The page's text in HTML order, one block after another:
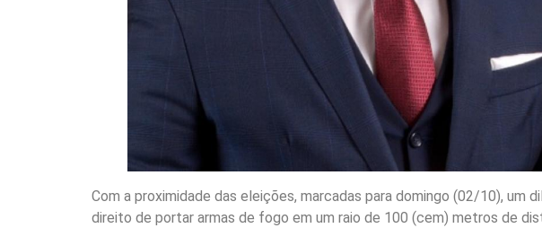
Com a proximidade das eleições, marcadas para domingo (02/10), um
direito de portar armas de fogo em um raio de 100 (cem) metros de